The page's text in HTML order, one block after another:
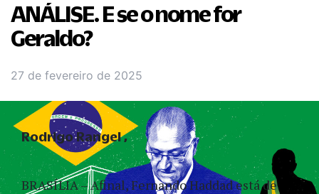
ANÁLISE. E se o nome for
Geraldo?
27 de fevereiro de 2025
BRASÍLIA – Afinal, Fernando Haddad está de
Rodrigo Rangel